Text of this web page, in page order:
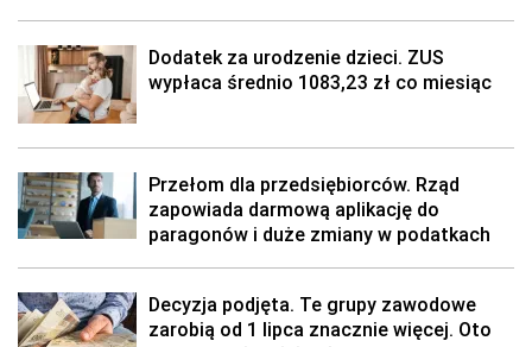
Dodatek za urodzenie dzieci. ZUS
wypłaca średnio 1083,23 zł co miesiąc
Przełom dla przedsiębiorców. Rząd
zapowiada darmową aplikację do
paragonów i duże zmiany w podatkach
Decyzja podjęta. Te grupy zawodowe
zarobią od 1 lipca znacznie więcej. Oto